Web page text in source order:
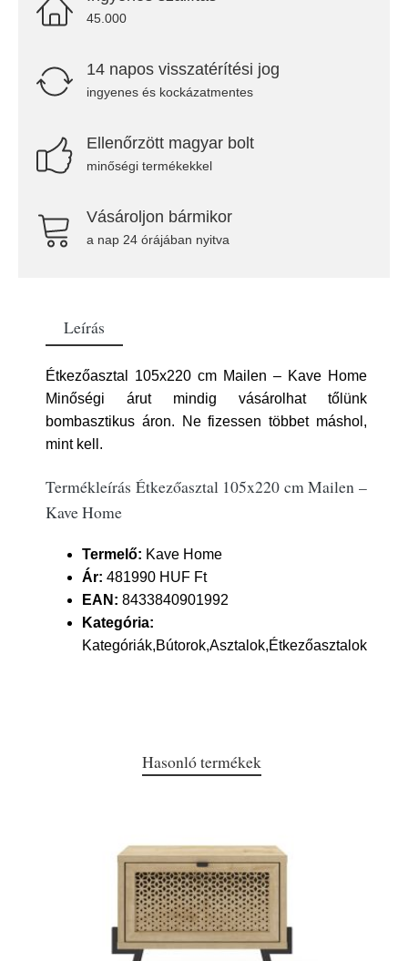
45.000
14 napos visszatérítési jog
ingyenes és kockázatmentes
Ellenőrzött magyar bolt
minőségi termékekkel
Vásároljon bármikor
a nap 24 órájában nyitva
Leírás
Étkezőasztal 105x220 cm Mailen – Kave Home
Minőségi árut mindig vásárolhat tőlünk
bombasztikus áron. Ne fizessen többet máshol,
mint kell.
Termékleírás Étkezőasztal 105x220 cm Mailen –
Kave Home
Termelő: Kave Home
Ár: 481990 HUF Ft
EAN: 8433840901992
Kategória:
Kategóriák,Bútorok,Asztalok,Étkezőasztalok
Hasonló termékek